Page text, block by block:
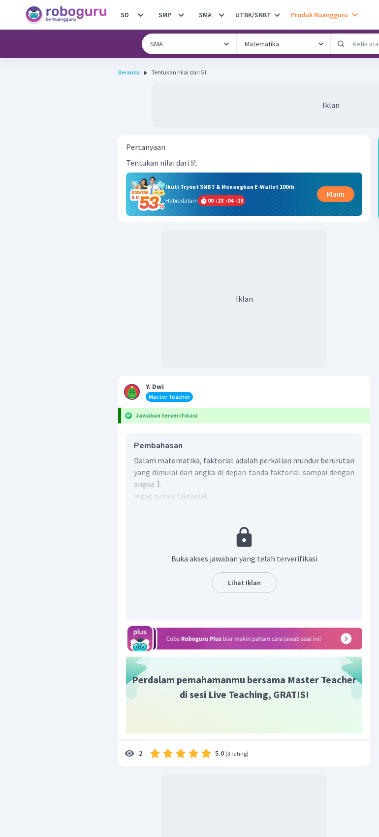
SD SMP SMA UTBK/SNBT Produk Ruangguru
Beranda Tentukan nilai dari 5 ! .
Iklan
Pertanyaan
Tentukan nilai dari 5!.
Ikuti Tryout SNBT & Menangkan E-Wallet 100rb
Habis dalam
00 :23 :04 :13
Klaim
Iklan
Y. Dwi
Master Teacher
Jawaban terverifikasi
Pembahasan
Dalam matematika, faktorial adalah perkalian mundur berurutan
yang dimulai dari angka di depan tanda faktorial sampai dengan
angka 1.
Ingat rumus faktorial.
Jadi, jawaban yang tepat adalah
Buka akses jawaban yang telah terverifikasi
Lihat Iklan
Perdalam pemahamanmu bersama Master Teacher
di sesi Live Teaching, GRATIS!
2 5.0 (3 rating)